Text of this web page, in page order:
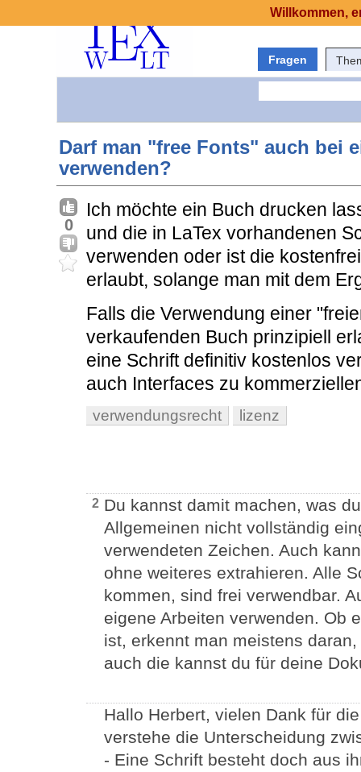
Fragen
Darf man "free Fonts" auch bei
verwenden?
0
Ich möchte ein Buch drucken
und die in LaTex vorhandenen
verwenden oder ist die
erlaubt, solange man mit dem
Falls die Verwendung einer
verkaufenden Buch prinzipiell
eine Schrift definitiv kostenlos
auch Interfaces zu
verwendungsrecht lizenz
2 Du kannst damit machen, was
Allgemeinen nicht vollständig
verwendeten Zeichen. Auch
ohne weiteres extrahieren. Alle
kommen, sind frei verwendbar.
eigene Arbeiten verwenden. Ob
ist, erkennt man meistens
auch die kannst du für deine
Hallo Herbert, vielen Dank für
verstehe die Unterscheidung
- Eine Schrift besteht doch aus
Willkommen,